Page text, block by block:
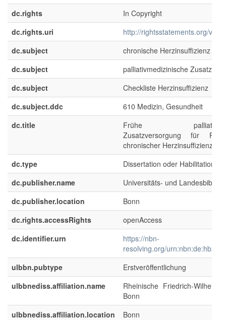
dc.rights
In Copyright
dc.rights.uri
http://rightsstatements.org/
dc.subject
chronische Herzinsuffizienz
dc.subject
palliativmedizinische
dc.subject
Checkliste Herzinsuffizienz
dc.subject.ddc
610 Medizin, Gesundheit
dc.title
Frühe
Zusatzversorgung für
chronischer Herzinsuffizienz
dc.type
Dissertation oder Habilitation
dc.publisher.name
Universitäts- und
dc.publisher.location
Bonn
dc.rights.accessRights
openAccess
dc.identifier.urn
https://nbn-
resolving.org/urn:nbn:de:hbz:5-
ulbbn.pubtype
Erstveröffentlichung
ulbbnediss.affiliation.name
Rheinische Friedrich-
Bonn
ulbbnediss.affiliation.location
Bonn